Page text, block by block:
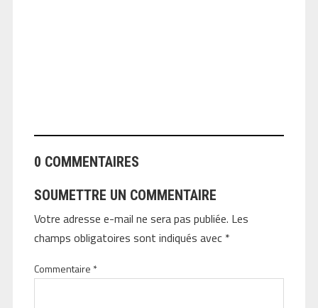
0 COMMENTAIRES
SOUMETTRE UN COMMENTAIRE
Votre adresse e-mail ne sera pas publiée. Les
champs obligatoires sont indiqués avec *
Commentaire *